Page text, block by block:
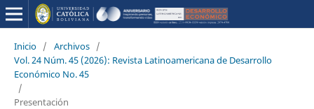
Inicio / Archivos /
Vol. 24 Núm. 45 (2026): Revista Latinoamericana de Desarrollo
Económico No. 45
/
Presentación